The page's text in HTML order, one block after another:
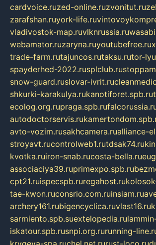
cardvoice.ruzed-online.ruzvonitut.ru
zarafshan.ruyork-life.ru
vladivostok-map.ruvlknrussia.ru
webamator.ruzaryna.ruyoutubefree.ru
trade-farm.rutajuncos.rutaksu.rutor-
spayderhed-2022.rusplclub.ru
snow-guard.ruslovar-ivrit.ru
shkurki-karakulya.rukanotiforet.spb.ru
ecolog.org.rupraga.spb.ru
autodoctorservis.ru
avto-vozim.rusakhcamera.rualliance-
stroyavt.rucontrolweb1.rutdsak74.ru
kvotka.ruiron-snab.rucosta-bella.ru
associaciya39.ruprimexpo.spb.ru
cpt21.ruispecspb.ruregahost.ru
tae-kwon.ruconsrio.com.ruinsiam.ru
archery161.rubigencyclica.ruvlast16.ru
sarmiento.spb.suextelopedia.ru
iskatour.spb.rusnpi.org.rurunning-